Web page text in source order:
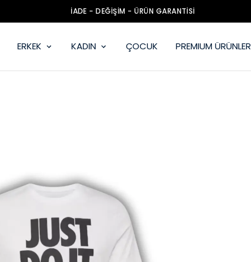
ERKEK KADIN ÇOCUK PREMIUM ÜRÜNLER